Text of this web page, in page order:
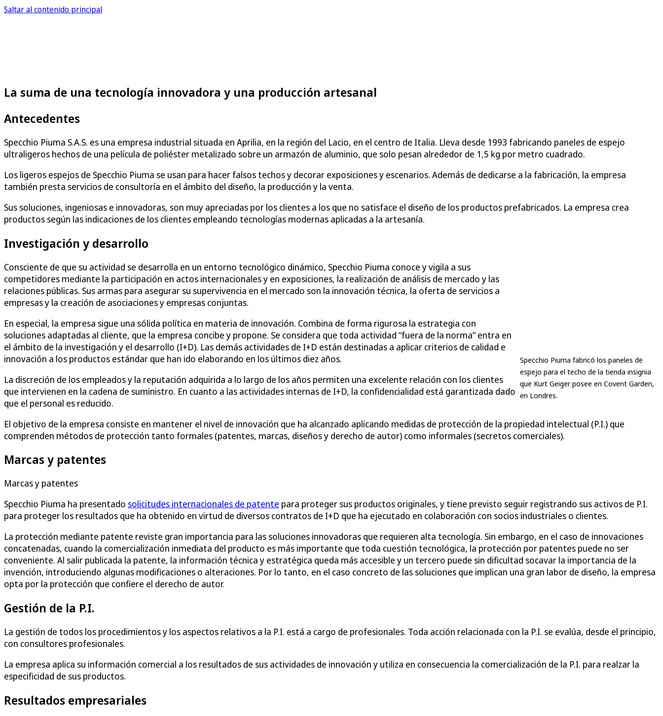
Saltar al contenido principal
La suma de una tecnología innovadora y una producción artesanal
Antecedentes
Specchio Piuma S.A.S. es una empresa industrial situada en Aprilia, en la región del Lacio, en el centro de Italia. Lleva desde 1993 fabricando paneles de espejo
ultraligeros hechos de una película de poliéster metalizado sobre un armazón de aluminio, que solo pesan alrededor de 1,5 kg por metro cuadrado.
Los ligeros espejos de Specchio Piuma se usan para hacer falsos techos y decorar exposiciones y escenarios. Además de dedicarse a la fabricación, la empresa
también presta servicios de consultoría en el ámbito del diseño, la producción y la venta.
Sus soluciones, ingeniosas e innovadoras, son muy apreciadas por los clientes a los que no satisface el diseño de los productos prefabricados. La empresa crea
productos según las indicaciones de los clientes empleando tecnologías modernas aplicadas a la artesanía.
Investigación y desarrollo
Specchio Piuma fabricó los paneles de
espejo para el techo de la tienda insignia
que Kurt Geiger posee en Covent Garden,
en Londres.
Consciente de que su actividad se desarrolla en un entorno tecnológico dinámico, Specchio Piuma conoce y vigila a sus
competidores mediante la participación en actos internacionales y en exposiciones, la realización de análisis de mercado y las
relaciones públicas. Sus armas para asegurar su supervivencia en el mercado son la innovación técnica, la oferta de servicios a
empresas y la creación de asociaciones y empresas conjuntas.
En especial, la empresa sigue una sólida política en materia de innovación. Combina de forma rigurosa la estrategia con
soluciones adaptadas al cliente, que la empresa concibe y propone. Se considera que toda actividad “fuera de la norma” entra en
el ámbito de la investigación y el desarrollo (I+D). Las demás actividades de I+D están destinadas a aplicar criterios de calidad e
innovación a los productos estándar que han ido elaborando en los últimos diez años.
La discreción de los empleados y la reputación adquirida a lo largo de los años permiten una excelente relación con los clientes
que intervienen en la cadena de suministro. En cuanto a las actividades internas de I+D, la confidencialidad está garantizada dado
que el personal es reducido.
El objetivo de la empresa consiste en mantener el nivel de innovación que ha alcanzado aplicando medidas de protección de la propiedad intelectual (P.I.) que
comprenden métodos de protección tanto formales (patentes, marcas, diseños y derecho de autor) como informales (secretos comerciales).
Marcas y patentes
Marcas y patentes
Specchio Piuma ha presentado solicitudes internacionales de patente para proteger sus productos originales, y tiene previsto seguir registrando sus activos de P.I.
para proteger los resultados que ha obtenido en virtud de diversos contratos de I+D que ha ejecutado en colaboración con socios industriales o clientes.
La protección mediante patente reviste gran importancia para las soluciones innovadoras que requieren alta tecnología. Sin embargo, en el caso de innovaciones
concatenadas, cuando la comercialización inmediata del producto es más importante que toda cuestión tecnológica, la protección por patentes puede no ser
conveniente. Al salir publicada la patente, la información técnica y estratégica queda más accesible y un tercero puede sin dificultad socavar la importancia de la
invención, introduciendo algunas modificaciones o alteraciones. Por lo tanto, en el caso concreto de las soluciones que implican una gran labor de diseño, la empresa
opta por la protección que confiere el derecho de autor.
Gestión de la P.I.
La gestión de todos los procedimientos y los aspectos relativos a la P.I. está a cargo de profesionales. Toda acción relacionada con la P.I. se evalúa, desde el principio,
con consultores profesionales.
La empresa aplica su información comercial a los resultados de sus actividades de innovación y utiliza en consecuencia la comercialización de la P.I. para realzar la
especificidad de sus productos.
Resultados empresariales